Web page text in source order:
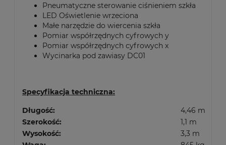
Pneumatyczne sterowanie ciśnieniem szkła
LED Oświetlenie wrzeciona
Małe narzędzie do wiercenia szkła
Pomiar współrzędnych cyfrowych y
Pomiar współrzędnych cyfrowych x
Wycinarka pod zawiasy DC01
Specyfikacja techniczna:
Długość:
4,46 m
Szerokość:
1,1 m
Wysokość:
3,3 m